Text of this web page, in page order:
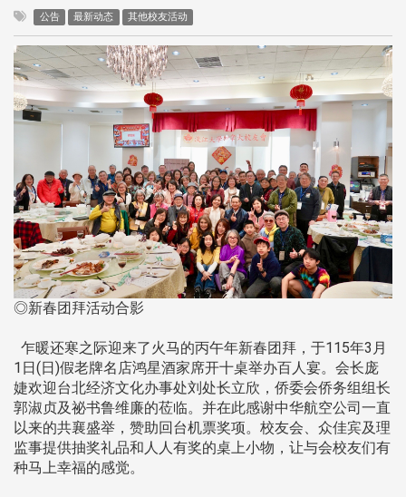
公告 最新动态 其他校友活动
◎新春团拜活动合影
乍暖还寒之际迎来了火马的丙午年新春团拜，于115年3月
1日(日)假老牌名店鸿星酒家席开十桌举办百人宴。会长庞
婕欢迎台北经济文化办事处刘处长立欣，侨委会侨务组组长
郭淑贞及祕书鲁维廉的莅临。并在此感谢中华航空公司一直
以来的共襄盛举，赞助回台机票奖项。校友会、众佳宾及理
监事提供抽奖礼品和人人有奖的桌上小物，让与会校友们有
种马上幸福的感觉。